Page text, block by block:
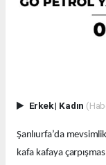
Erkek| Kadın
Şanlıurfa’da
kafa kafaya